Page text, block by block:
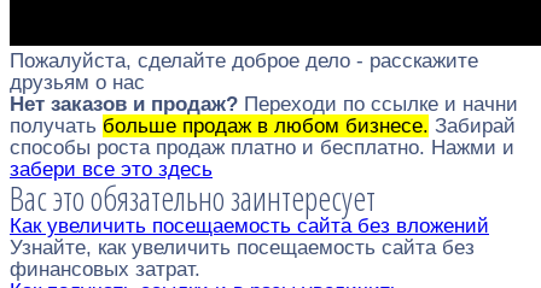
Пожалуйста, сделайте доброе дело - расскажите
друзьям о нас
Нет заказов и продаж? Переходи по ссылке и начни
получать больше продаж в любом бизнесе. Забирай
способы роста продаж платно и бесплатно. Нажми и
забери все это здесь
Вас это обязательно заинтересует
Как увеличить посещаемость сайта без вложений
Узнайте, как увеличить посещаемость сайта без
финансовых затрат.